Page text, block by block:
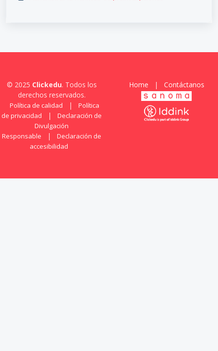
© 2025 Clickedu. Todos los
derechos reservados.
Política de calidad |
Política
de privacidad
|
Declaración de
Divulgación
Responsable
|
Declaración de
accesibilidad
Home | Contáctanos